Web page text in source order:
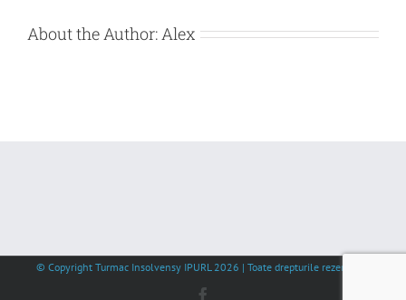
About the Author: Alex
© Copyright Turmac Insolvensy IPURL 2026 | Toate drepturile rezervate |